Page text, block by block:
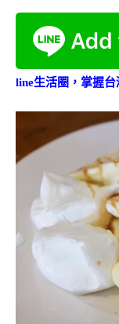
line生活圈，掌握